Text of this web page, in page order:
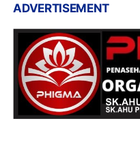
ADVERTISEMENT